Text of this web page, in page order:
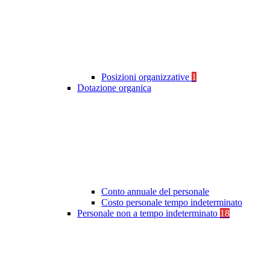
Posizioni organizzative 1
Dotazione organica
Conto annuale del personale
Costo personale tempo indeterminato
Personale non a tempo indeterminato 18